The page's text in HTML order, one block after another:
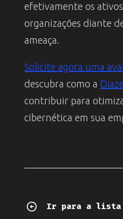
efetivamente os
organizações diante
ameaça.
Solicite agora uma
descubra como a
contribuir para
cibernética em sua
Ir para a lista